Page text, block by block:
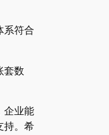
系符合
套数
企业能
持。希